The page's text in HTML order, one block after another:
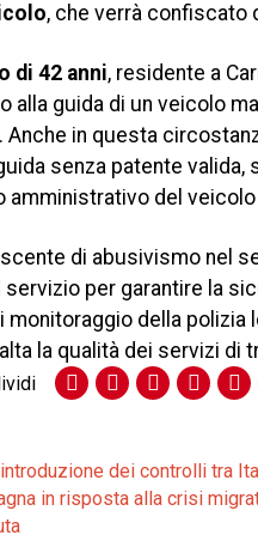
, che verrà confiscato
di 42 anni, residente a
alla guida di un veicolo
Anche in questa
senza patente valida,
del
di abusivismo nel
per garantire la
della
la qualità dei servizi di